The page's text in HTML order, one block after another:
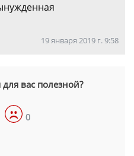
19 января 2019 г. 9:58
для вас полезной?
0